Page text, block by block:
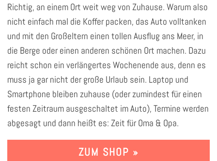
Richtig, an einem Ort weit weg von Zuhause. Warum also
nicht einfach mal die Koffer packen, das Auto volltanken
und mit den Großeltern einen tollen Ausflug ans Meer, in
die Berge oder einen anderen schönen Ort machen. Dazu
reicht schon ein verlängertes Wochenende aus, denn es
muss ja gar nicht der große Urlaub sein. Laptop und
Smartphone bleiben zuhause (oder zumindest für einen
festen Zeitraum ausgeschaltet im Auto), Termine werden
abgesagt und dann heißt es: Zeit für Oma & Opa.
ZUM SHOP »